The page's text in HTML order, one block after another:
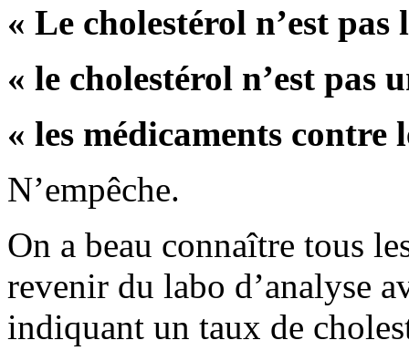
« Le cholestérol n’est pas
« le cholestérol n’est pas
« les médicaments
N’empêche.
On a beau connaître tous
revenir du labo d’analyse
indiquant un taux de